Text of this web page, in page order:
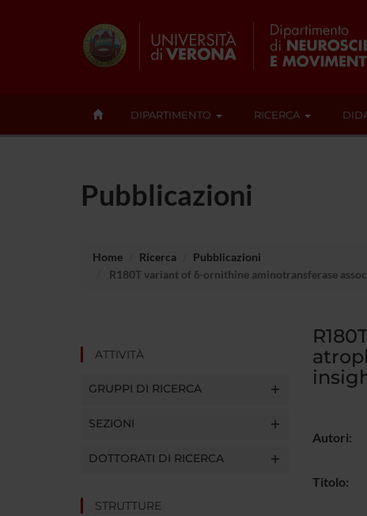
DIPARTIMENTO RICERCA
Pubblicazioni
Home Ricerca
Pubblicazioni
R180T variant of δ-ornithine aminotransferase
ATTIVITÀ
GRUPPI DI RICERCA
SEZIONI
DOTTORATI DI RICERCA
STRUTTURE
Autori:
Titolo: